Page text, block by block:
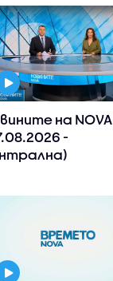
на NOVA
-